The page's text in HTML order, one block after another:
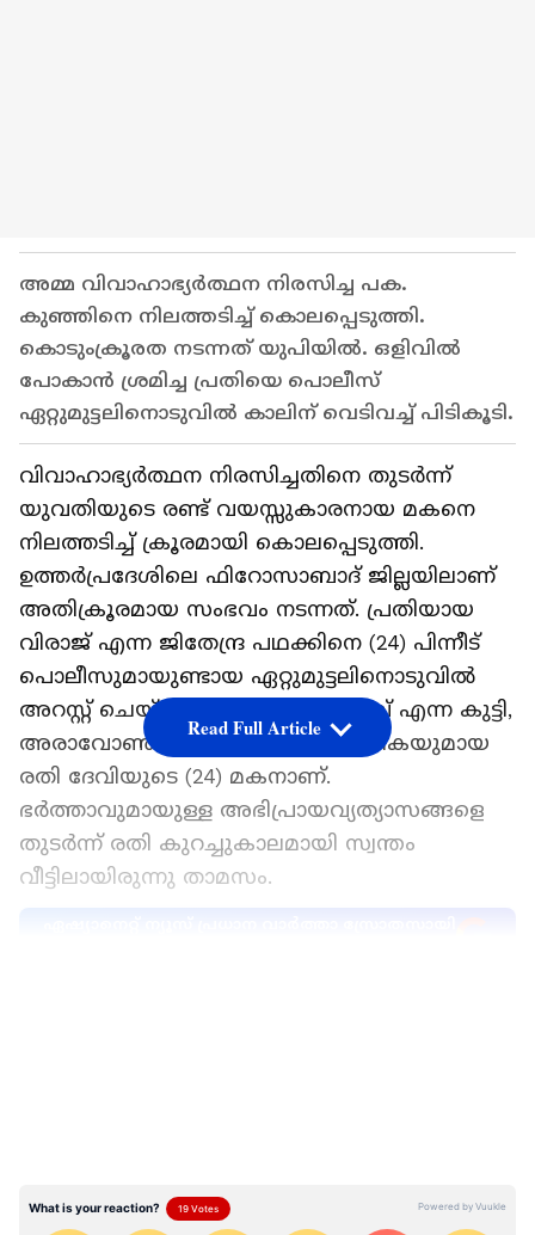
അമ്മ വിവാഹാഭ്യര്‍ത്ഥന നിരസിച്ച പക.
കുഞ്ഞിനെ നിലത്തടിച്ച് കൊലപ്പെടുത്തി.
കൊടുംക്രൂരത നടന്നത് യുപിയില്‍. ഒളിവിൽ
പോകാൻ ശ്രമിച്ച പ്രതിയെ പൊലീസ്
ഏറ്റുമുട്ടലിനൊടുവിൽ കാലിന് വെടിവച്ച് പിടികൂടി.
വിവാഹാഭ്യർത്ഥന നിരസിച്ചതിനെ തുടർന്ന്
യുവതിയുടെ രണ്ട് വയസ്സുകാരനായ മകനെ
നിലത്തടിച്ച് ക്രൂരമായി കൊലപ്പെടുത്തി.
ഉത്തർപ്രദേശിലെ ഫിറോസാബാദ് ജില്ലയിലാണ്
അതിക്രൂരമായ സംഭവം നടന്നത്. പ്രതിയായ
വിരാജ് എന്ന ജിതേന്ദ്ര പഥക്കിനെ (24) പിന്നീട്
പൊലീസുമായുണ്ടായ ഏറ്റുമുട്ടലിനൊടുവിൽ
അറസ്റ്റ് ചെയ്തു. കൊല്ലപ്പെട്ട ആരവ് എന്ന കുട്ടി,
അരാവോൺ സ്വദേശിയും അധ്യാപികയുമായ
രതി ദേവിയുടെ (24) മകനാണ്.
ഭർത്താവുമായുള്ള അഭിപ്രായവ്യത്യാസങ്ങളെ
തുടർന്ന് രതി കുറച്ചുകാലമായി സ്വന്തം
വീട്ടിലായിരുന്നു താമസം.
പിങ്കിയുടെ ഒരു സുഹൃത്തിന്റെ വീട്ടിലാണ്
Read Full Article